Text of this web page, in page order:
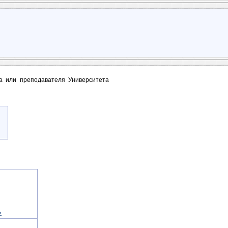
или преподавателя Университета